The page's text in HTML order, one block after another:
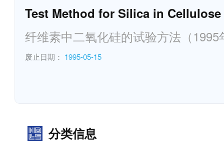
Test Method for Silica in
纤维素中二氧化硅的试验方法（1995
废止日期： 1995-05-15
分类信息